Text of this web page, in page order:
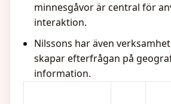
minnesgåvor är central för
interaktion.
Nilssons har även
skapar efterfrågan på
information.